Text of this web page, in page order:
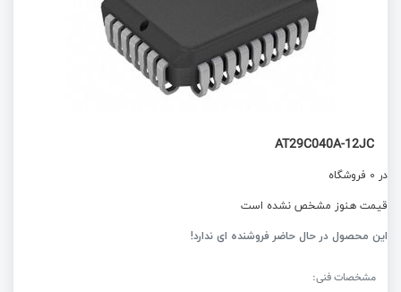
AT29C040A-12JC
در 0 فروشگاه
قیمت هنوز مشخص نشده است
این محصول در حال حاضر فروشنده ای ندارد!
مشخصات فنی: